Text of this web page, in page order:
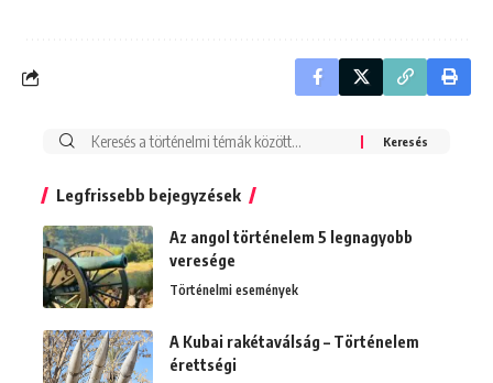
Search
Legfrissebb bejegyzések
Az angol történelem 5 legnagyobb
veresége
Történelmi események
A Kubai rakétaválság – Történelem
érettségi